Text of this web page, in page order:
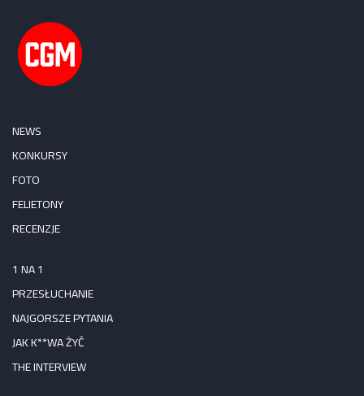
NEWS
KONKURSY
FOTO
FELIETONY
RECENZJE
1 NA 1
PRZESŁUCHANIE
NAJGORSZE PYTANIA
JAK K**WA ŻYĆ
THE INTERVIEW